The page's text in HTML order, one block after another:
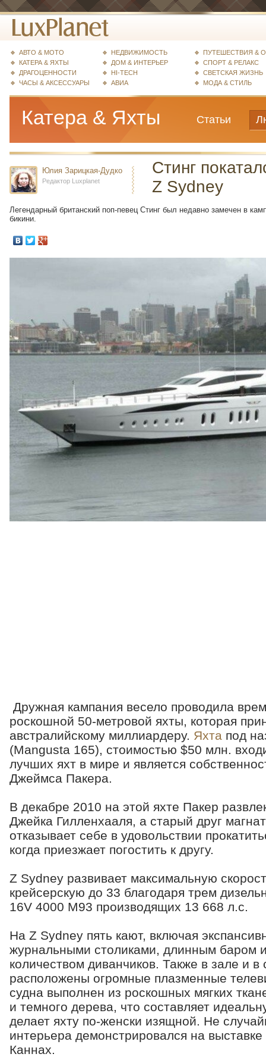
АВТО & МОТО
КАТЕРА & ЯХТЫ
ДРАГОЦЕННОСТИ
ЧАСЫ & АКСЕССУАРЫ
НЕДВИЖИМОСТЬ
ДОМ & ИНТЕРЬЕР
HI-TECH
АВИА
ПУТЕШЕСТВИЯ &
СПОРТ & РЕЛАКС
СВЕТСКАЯ ЖИЗНЬ
МОДА & СТИЛЬ
Катера & Яхты Статьи
Юлия Зарицкая-Дудко
Редактор Luxplanet
Стинг
Z Sydney
Легендарный британский поп-певец Стинг был недавно замечен в
бикини.
Дружная кампания весело проводила
роскошной 50-метровой яхты, которая
австралийскому миллиардеру. Яхта под
(Mangusta 165), стоимостью $50 млн.
лучших яхт в мире и является
Джеймса Пакера.
В декабре 2010 на этой яхте Пакер
Джейка Гилленхааля, а старый друг
отказывает себе в удовольствии
когда приезжает погостить к другу.
Z Sydney развивает максимальную
крейсерскую до 33 благодаря трем
16V 4000 M93 производящих 13 668 л.с.
На Z Sydney пять кают, включая
журнальными столиками, длинным баром
количеством диванчиков. Также в зале и в
расположены огромные плазменные
судна выполнен из роскошных мягких
и темного дерева, что составляет
делает яхту по-женски изящной. Не
интерьера демонстрировался на
Каннах.